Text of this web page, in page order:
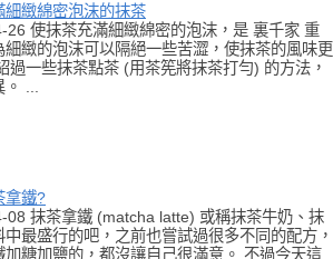
細緻綿密泡沫的抹茶
使抹茶充滿細緻綿密的泡沫，是 裏千家 重
緻的泡沫可以隔絕一些苦澀，使抹茶的風味更
過一些抹茶點茶 (用茶筅將抹茶打勻) 的方法，
...
拿鐵?
08 抹茶拿鐵 (matcha latte) 或稱抹茶牛奶、抹
最盛行的吧，之前也嘗試過很多不同的配方，
糖加鹽的，都沒讓自己很滿意。 不過今天這